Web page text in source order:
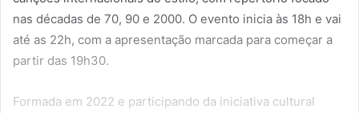
nas décadas de 70, 90 e 2000. O evento inicia às 18h e vai
até as 22h, com a apresentação marcada para começar a
partir das 19h30.
Formada em 2022 e participando da iniciativa cultural